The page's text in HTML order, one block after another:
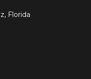
Florida